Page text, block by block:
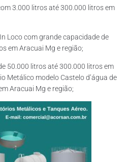
3.000 litros até 300.000 litros em
Loco com grande capacidade de
em Aracuai Mg e região;
50.000 litros até 300.000 litros em
Metálico modelo Castelo d’água de
Aracuai Mg e região;